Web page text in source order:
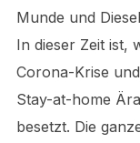
Munde und
In dieser Zeit ist,
Corona-Krise
Stay-at-home
besetzt. Die